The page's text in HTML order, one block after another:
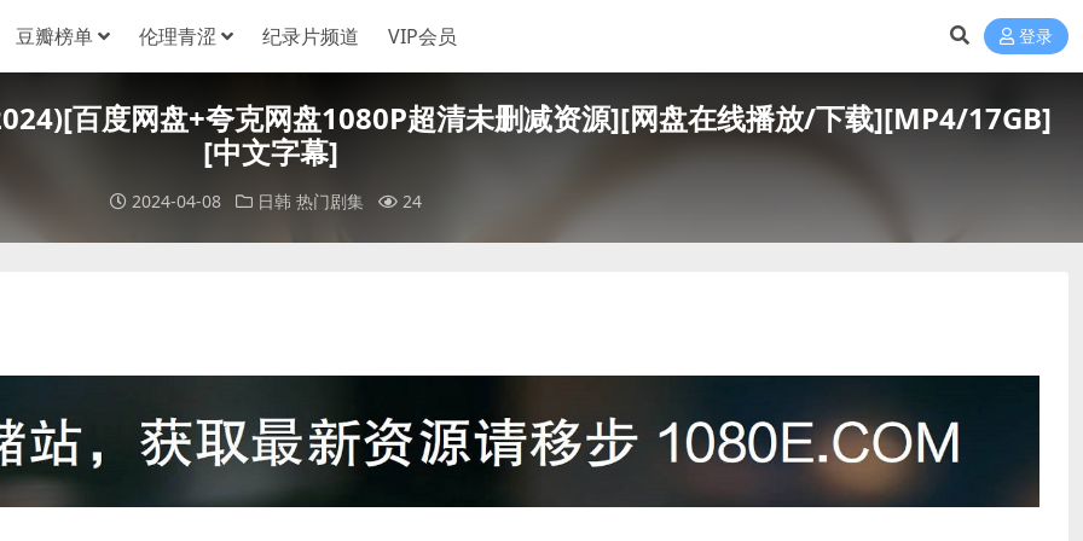
豆瓣榜单 伦理青涩 纪录片频道 VIP会员 登录
百度网盘+夸克网盘1080P超清未删减资源][网盘在线播放/下载][MP4/17GB]
[中文字幕]
2024-04-08 日韩 热门剧集 24